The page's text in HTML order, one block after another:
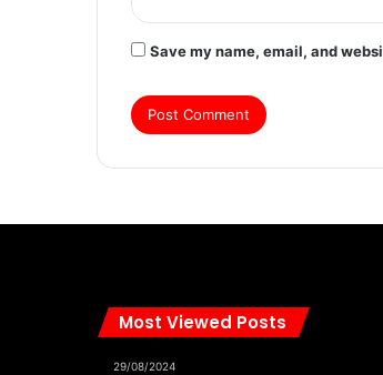
Save my name, email, and
Most Viewed Posts
29/08/2024